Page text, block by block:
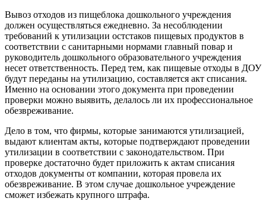
Вывоз отходов из пищеблока дошкольного учреждения
должен осуществляться ежедневно. За несоблюдении
требований к утилизации остстаков пищевых продуктов в
соответствии с санитарными нормами главный повар и
руководитель дошкольного образовательного учреждения
несет ответственность. Перед тем, как пищевые отходы в ДОУ
будут переданы на утилизацию, составляется акт списания.
Именно на основании этого документа при проведении
проверки можно выявить, делалось ли их профессиональное
обезвреживание.
Дело в том, что фирмы, которые занимаются утилизацией,
выдают клиентам акты, которые подтверждают проведении
утилизации в соответствии с законодательством. При
проверке достаточно будет приложить к актам списания
отходов документы от компании, которая провела их
обезвреживание. В этом случае дошкольное учреждение
сможет избежать крупного штрафа.